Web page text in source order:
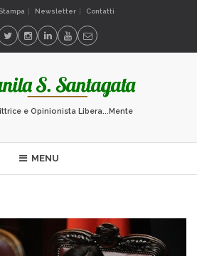
Newsletter Contatti
e Opinionista Libera...Mente
MENU